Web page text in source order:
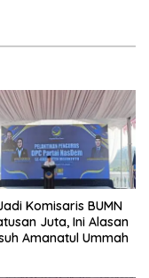
Komisaris BUMN
Juta, Ini Alasan
Amanatul Ummah